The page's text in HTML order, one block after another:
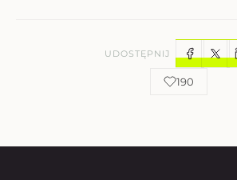
UDOSTĘPNIJ
190